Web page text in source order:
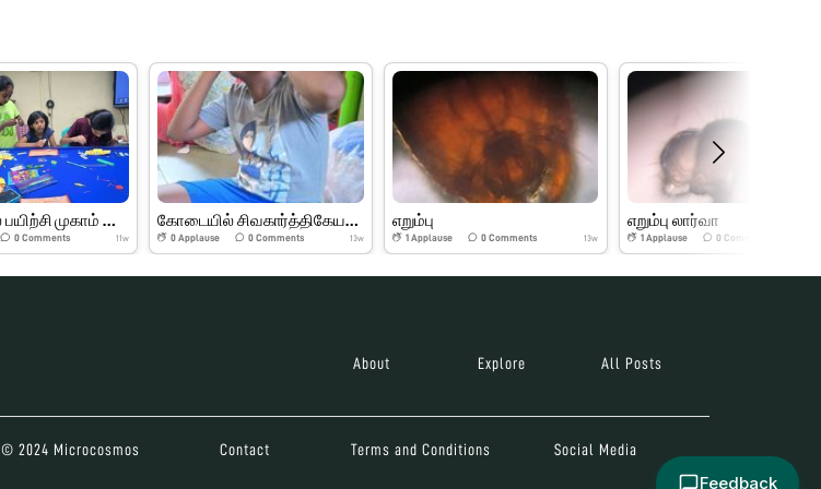
0Comments 11w 0 Applause 0 Comments 13w
எறும்பு
1 Applause 0 Comments 13w
எறும்பு லார்வா
1Applause 0 Comments
About Explore All Posts
© 2024 Microcosmos Contact Terms and Conditions Social Media
Feedback